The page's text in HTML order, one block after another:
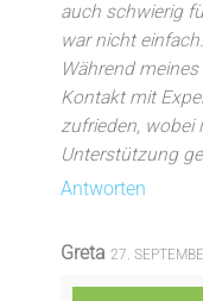
auch schwierig
war nicht einfach.
Während
Kontakt mit
zufrieden, wobei
Unterstützung
Antworten
Greta 27.